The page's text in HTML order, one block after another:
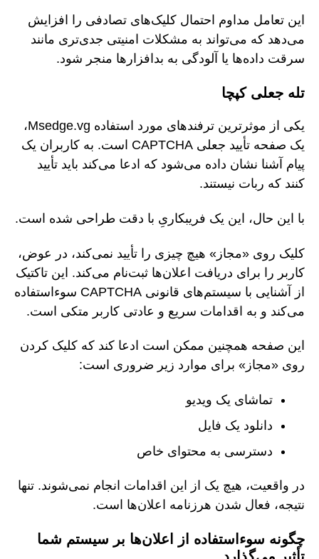
این تعامل مداوم احتمال کلیک‌های تصادفی را افزایش
می‌دهد که می‌تواند به مشکلات امنیتی جدی‌تری مانند
سرقت داده‌ها یا آلودگی به بدافزارها منجر شود.
تله جعلی کپچا
یکی از موثرترین ترفندهای مورد استفاده Msedge.vg،
یک صفحه تأیید جعلی CAPTCHA است. به کاربران یک
پیام آشنا نشان داده می‌شود که ادعا می‌کند باید تأیید
کنند که ربات نیستند.
با این حال، این یک فریبکاریِ با دقت طراحی شده است.
کلیک روی «مجاز» هیچ چیزی را تأیید نمی‌کند، در عوض،
کاربر را برای دریافت اعلان‌ها ثبت‌نام می‌کند. این تاکتیک
از آشنایی با سیستم‌های قانونی CAPTCHA سوءاستفاده
می‌کند و به اقدامات سریع و عادتی کاربر متکی است.
این صفحه همچنین ممکن است ادعا کند که کلیک کردن
روی «مجاز» برای موارد زیر ضروری است:
تماشای یک ویدیو
دانلود یک فایل
دسترسی به محتوای خاص
در واقعیت، هیچ یک از این اقدامات انجام نمی‌شوند. تنها
نتیجه، فعال شدن هرزنامه اعلان‌ها است.
چگونه سوءاستفاده از اعلان‌ها بر سیستم شما